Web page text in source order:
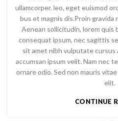
ullamcorper. leo, eget euismod
bus et magnis dis.Proin
Aenean sollicitudin, lorem quis
consequat ipsum, nec sagittis
sit amet nibh vulputate cursus
accumsan ipsum velit. Nam nec
ornare odio. Sed non mauris
elit.
CONTINUE